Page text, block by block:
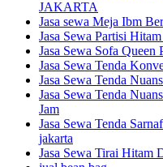
JAKARTA
Jasa sewa Meja Ibm
Jasa Sewa Partisi
Jasa Sewa Sofa
Jasa Sewa Tenda
Jasa Sewa Tenda
Jasa Sewa Tenda
Jam
Jasa Sewa Tenda
jakarta
Jasa Sewa Tirai Hitam